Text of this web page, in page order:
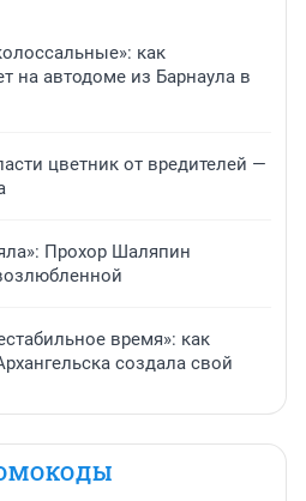
как
на автодоме из Барнаула в
цветник от вредителей —
Прохор Шаляпин
время»: как
создала свой